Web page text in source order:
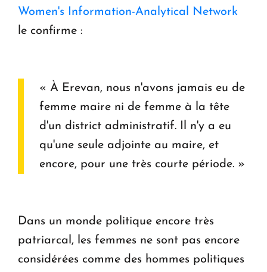
Women's Information-Analytical Network
le confirme :
« À Erevan, nous n'avons jamais eu de
femme maire ni de femme à la tête
d'un district administratif. Il n'y a eu
qu'une seule adjointe au maire, et
encore, pour une très courte période. »
Dans un monde politique encore très
patriarcal, les femmes ne sont pas encore
considérées comme des hommes politiques